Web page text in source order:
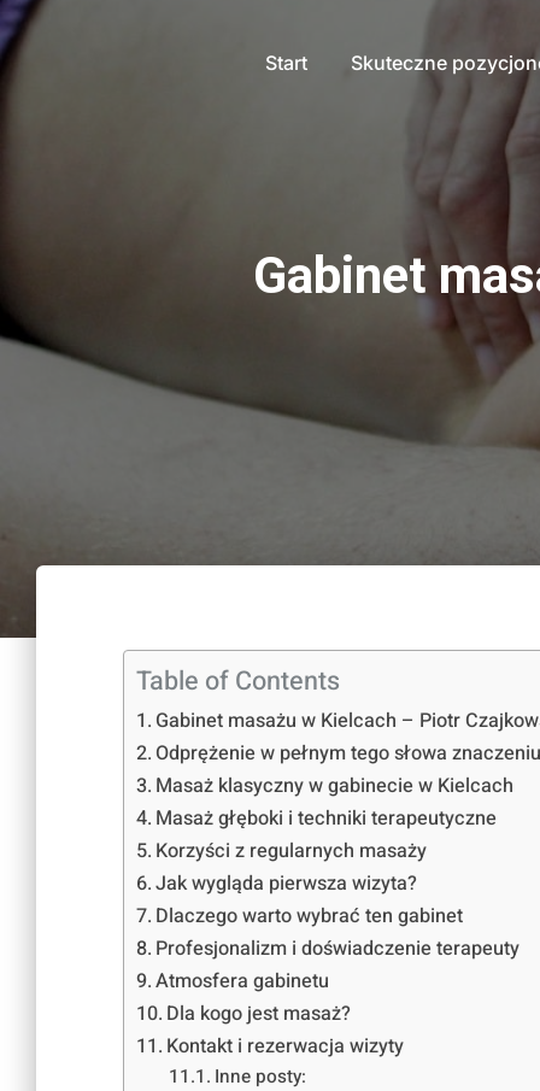
Start Skuteczne
Gabinet
Table of Contents
Gabinet masażu w Kielcach – Piotr
Odprężenie w pełnym tego słowa
Masaż klasyczny w gabinecie w Kielcach
Masaż głęboki i techniki terapeutyczne
Korzyści z regularnych masaży
Jak wygląda pierwsza wizyta?
Dlaczego warto wybrać ten gabinet
Profesjonalizm i doświadczenie terapeuty
Atmosfera gabinetu
Dla kogo jest masaż?
Kontakt i rezerwacja wizyty
Inne posty: